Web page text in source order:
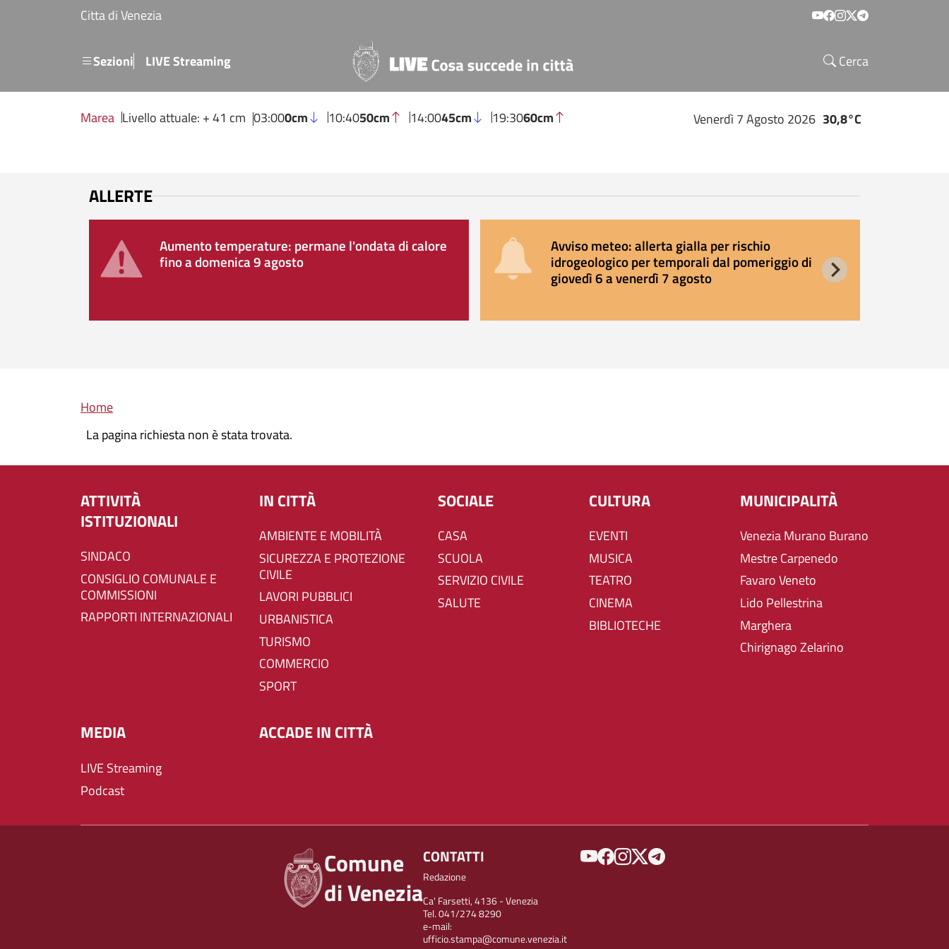
Salta al contenuto principale
Citta di Venezia Social menu
SezioniMenu secondario
LIVE Streaming Cerca
Marea Livello attuale: + 41 cm 03:000cm 10:4050cm 14:0045cm 19:3060cm Venerdì 7 Agosto 2026 30,8°C
ALLERTE
Aumento temperature: permane l'ondata di calore
fino a domenica 9 agosto
Avviso meteo: allerta gialla per rischio
idrogeologico per temporali dal pomeriggio di
giovedì 6 a venerdì 7 agosto
Briciole di pane
Home
La pagina richiesta non è stata trovata.
ATTIVITÀ
ISTITUZIONALI
SINDACO
CONSIGLIO COMUNALE E
COMMISSIONI
RAPPORTI INTERNAZIONALI
IN CITTÀ
AMBIENTE E MOBILITÀ
SICUREZZA E PROTEZIONE
CIVILE
LAVORI PUBBLICI
URBANISTICA
TURISMO
COMMERCIO
SPORT
SOCIALE
CASA
SCUOLA
SERVIZIO CIVILE
SALUTE
CULTURA
EVENTI
MUSICA
TEATRO
CINEMA
BIBLIOTECHE
MUNICIPALITÀ
Venezia Murano Burano
Mestre Carpenedo
Favaro Veneto
Lido Pellestrina
Marghera
Chirignago Zelarino
MEDIA
LIVE Streaming
Podcast
ACCADE IN CITTÀ
Comune
di Venezia
CONTATTI
Redazione
Ca' Farsetti, 4136 - Venezia
Tel. 041/274 8290
e-mail:
ufficio.stampa@comune.venezia.it
SOCIAL MENU